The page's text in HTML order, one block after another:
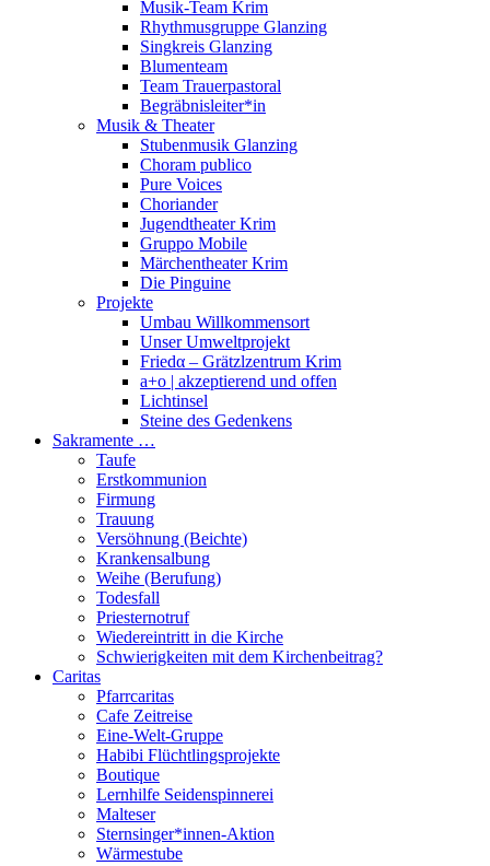
Musik-Team Krim
Rhythmusgruppe Glanzing
Singkreis Glanzing
Blumenteam
Team Trauerpastoral
Begräbnisleiter*in
Musik & Theater
Stubenmusik Glanzing
Choram publico
Pure Voices
Choriander
Jugendtheater Krim
Gruppo Mobile
Märchentheater Krim
Die Pinguine
Projekte
Umbau Willkommensort
Unser Umweltprojekt
Friedα – Grätzlzentrum Krim
a+o | akzeptierend und offen
Lichtinsel
Steine des Gedenkens
Sakramente …
Taufe
Erstkommunion
Firmung
Trauung
Versöhnung (Beichte)
Krankensalbung
Weihe (Berufung)
Todesfall
Priesternotruf
Wiedereintritt in die Kirche
Schwierigkeiten mit dem Kirchenbeitrag?
Caritas
Pfarrcaritas
Cafe Zeitreise
Eine-Welt-Gruppe
Habibi Flüchtlingsprojekte
Boutique
Lernhilfe Seidenspinnerei
Malteser
Sternsinger*innen-Aktion
Wärmestube